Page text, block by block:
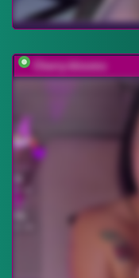
Cherry-blooms